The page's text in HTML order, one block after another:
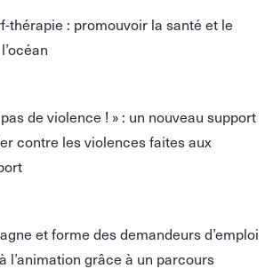
thérapie : promouvoir la santé et le
de violence ! » : un nouveau support
contre les violences faites aux
et forme des demandeurs d’emploi
l’animation grâce à un parcours